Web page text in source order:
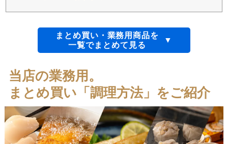
まとめ買い・業務用商品を
一覧でまとめて見る
当店の業務用。
まとめ買い「調理方法」をご紹介